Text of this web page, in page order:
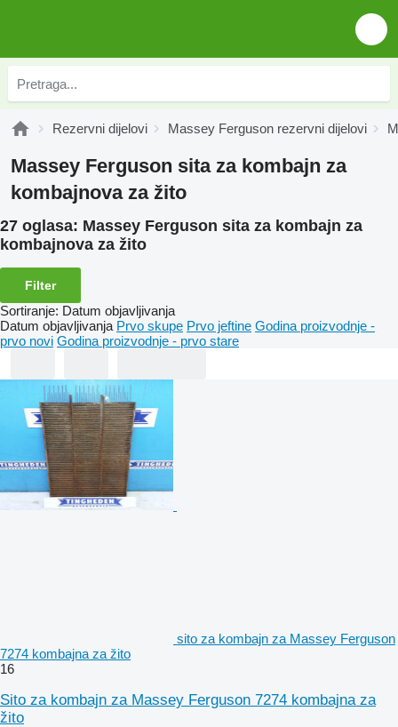
Rezervni dijelovi Massey Ferguson rezervni dijelovi
Massey Ferguson sita za kombajn za
kombajnova za žito
27 oglasa: Massey Ferguson sita za kombajn za
kombajnova za žito
Filter
Sortiranje: Datum objavljivanja
Datum objavljivanja Prvo skupe Prvo jeftine Godina proizvodnje -
prvo novi Godina proizvodnje - prvo stare
sito za kombajn za Massey Ferguson
7274 kombajna za žito
16
Sito za kombajn za Massey Ferguson 7274 kombajna za
žito